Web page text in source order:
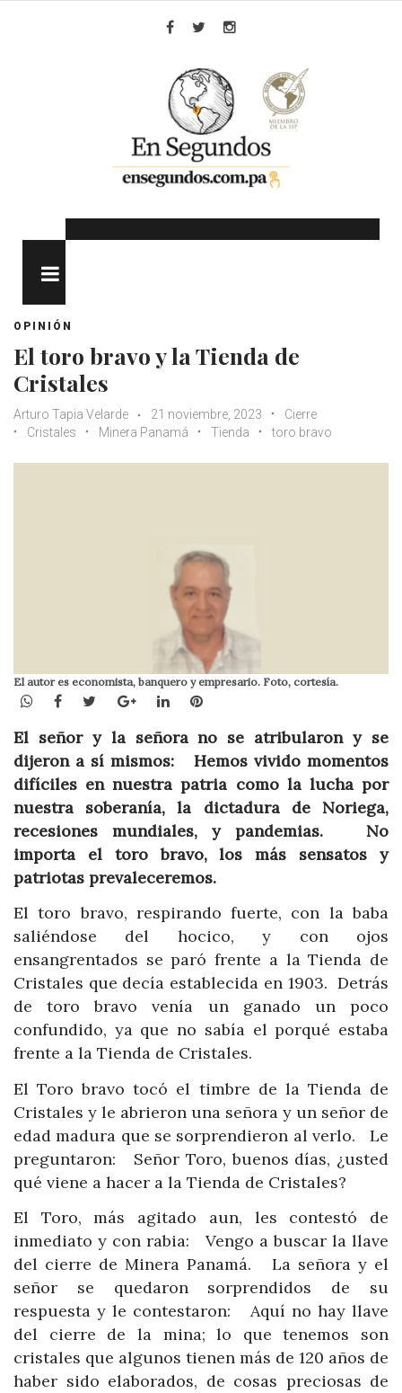
OPINIÓN
El toro bravo y la Tienda de
Cristales
Arturo Tapia Velarde 21 noviembre, 2023
Cierre
Cristales
Minera Panamá Tienda toro bravo
El autor es economista, banquero y empresario. Foto, cortesía.
WhatsApp
Facebook
TwitterGoogle+LinkedInPinterest
El señor y la señora no se atribularon y se
dijeron a sí mismos: Hemos vivido momentos
difíciles en nuestra patria como la lucha por
nuestra soberanía, la dictadura de Noriega,
recesiones mundiales, y pandemias. No
importa el toro bravo, los más sensatos y
patriotas prevaleceremos.
El toro bravo, respirando fuerte, con la baba
saliéndose del hocico, y con ojos
ensangrentados se paró frente a la Tienda de
Cristales que decía establecida en 1903. Detrás
de toro bravo venía un ganado un poco
confundido, ya que no sabía el porqué estaba
frente a la Tienda de Cristales.
El Toro bravo tocó el timbre de la Tienda de
Cristales y le abrieron una señora y un señor de
edad madura que se sorprendieron al verlo. Le
preguntaron: Señor Toro, buenos días, ¿usted
qué viene a hacer a la Tienda de Cristales?
El Toro, más agitado aun, les contestó de
inmediato y con rabia: Vengo a buscar la llave
del cierre de Minera Panamá. La señora y el
señor se quedaron sorprendidos de su
respuesta y le contestaron: Aquí no hay llave
del cierre de la mina; lo que tenemos son
cristales que algunos tienen más de 120 años de
haber sido elaborados, de cosas preciosas de